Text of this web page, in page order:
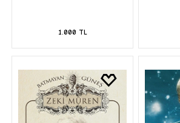
1.000 TL